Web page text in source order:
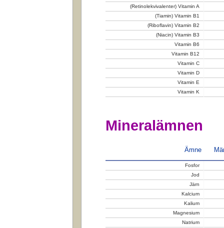
(Retinolekvivalenter) Vitamin A
(Tiamin) Vitamin B1
(Riboflavin) Vitamin B2
(Niacin) Vitamin B3
Vitamin B6
Vitamin B12
Vitamin C
Vitamin D
Vitamin E
Vitamin K
Mineralämnen
Ämne
Fosfor
Jod
Järn
Kalcium
Kalium
Magnesium
Natrium